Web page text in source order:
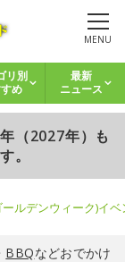
MENU
リ別
め
最新
ニュース
（2027年）も
。
ルデンウィーク)イ
BBQなどおでかけ